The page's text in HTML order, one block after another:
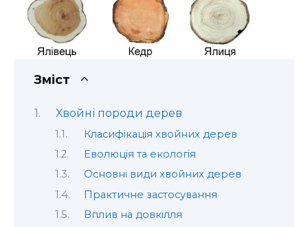
Зміст
Хвойні породи дерев
Класифікація хвойних дерев
Еволюція та екологія
Основні види хвойних дерев
Практичне застосування
Вплив на довкілля